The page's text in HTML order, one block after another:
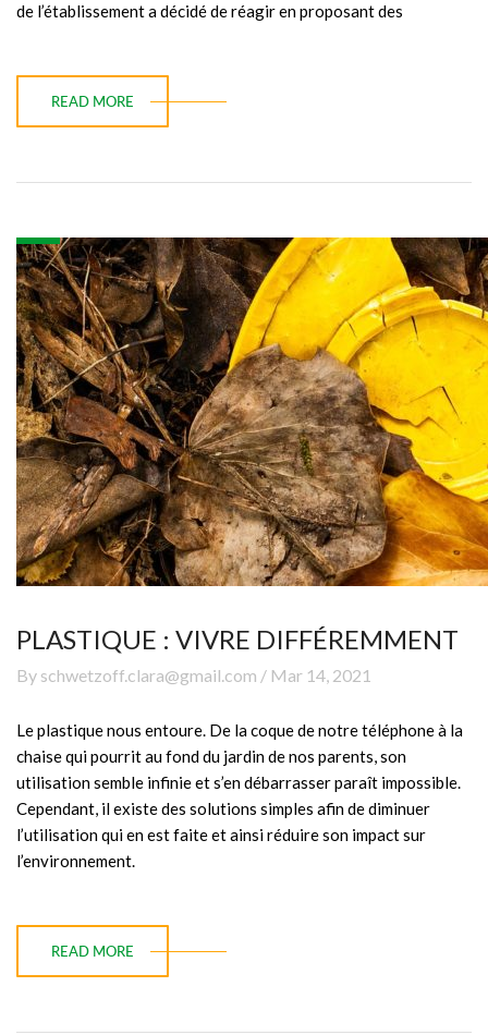
de l’établissement a décidé de réagir en proposant des
READ MORE
PLASTIQUE : VIVRE DIFFÉREMMENT
By schwetzoff.clara@gmail.com / Mar 14, 2021
Le plastique nous entoure. De la coque de notre téléphone à la
chaise qui pourrit au fond du jardin de nos parents, son
utilisation semble infinie et s’en débarrasser paraît impossible.
Cependant, il existe des solutions simples afin de diminuer
l’utilisation qui en est faite et ainsi réduire son impact sur
l’environnement.
READ MORE